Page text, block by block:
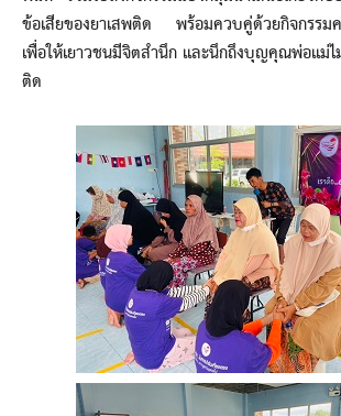
ข้อเสียของยาเสพติด พร้อมควบคู่ด้วยกิจกรร
เพื่อให้เยาวชนมีจิตสำนึก และนึกถึงบุญคุณพ่อแม่ไ
ติด